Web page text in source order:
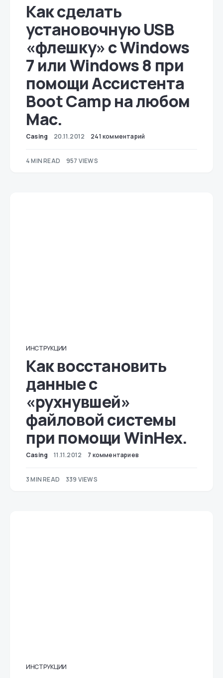
Как сделать
установочную USB
«флешку» с Windows
7 или Windows 8 при
помощи Ассистента
Boot Camp на любом
Mac.
Casing 20.11.2012 241 комментарий
4 MIN READ 957 VIEWS
ИНСТРУКЦИИ
Как восстановить
данные с
«рухнувшей»
файловой системы
при помощи WinHex.
Casing 11.11.2012 7 комментариев
3 MIN READ 339 VIEWS
ИНСТРУКЦИИ